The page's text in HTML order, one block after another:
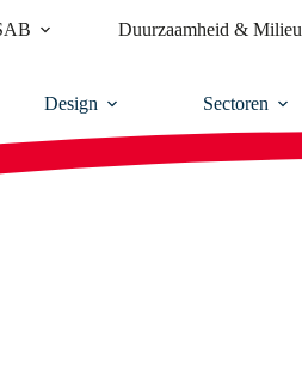
Duurzaamheid & Milieu
Design Sectoren